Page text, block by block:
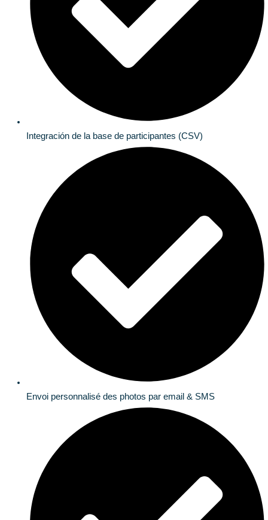
Integración de la base de participantes (CSV)
Envoi personnalisé des photos par email & SMS